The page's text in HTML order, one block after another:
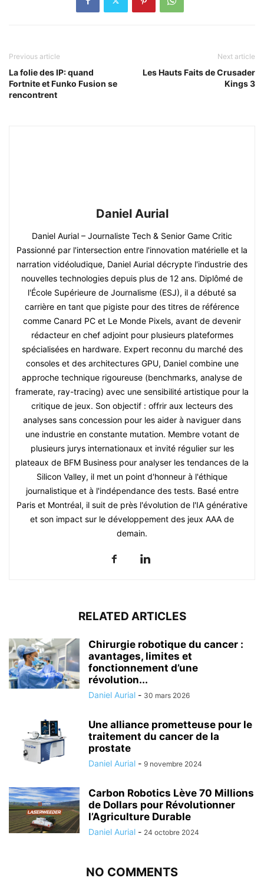
Previous article
La folie des IP: quand
Fortnite et Funko Fusion se
rencontrent
Next article
Les Hauts Faits de Crusader
Kings 3
Daniel Aurial
Daniel Aurial – Journaliste Tech & Senior Game Critic
Passionné par l'intersection entre l'innovation matérielle et la
narration vidéoludique, Daniel Aurial décrypte l'industrie des
nouvelles technologies depuis plus de 12 ans. Diplômé de
l'École Supérieure de Journalisme (ESJ), il a débuté sa
carrière en tant que pigiste pour des titres de référence
comme Canard PC et Le Monde Pixels, avant de devenir
rédacteur en chef adjoint pour plusieurs plateformes
spécialisées en hardware. Expert reconnu du marché des
consoles et des architectures GPU, Daniel combine une
approche technique rigoureuse (benchmarks, analyse de
framerate, ray-tracing) avec une sensibilité artistique pour la
critique de jeux. Son objectif : offrir aux lecteurs des
analyses sans concession pour les aider à naviguer dans
une industrie en constante mutation. Membre votant de
plusieurs jurys internationaux et invité régulier sur les
plateaux de BFM Business pour analyser les tendances de la
Silicon Valley, il met un point d'honneur à l'éthique
journalistique et à l'indépendance des tests. Basé entre
Paris et Montréal, il suit de près l'évolution de l'IA générative
et son impact sur le développement des jeux AAA de
demain.
RELATED ARTICLES
Chirurgie robotique du cancer :
avantages, limites et
fonctionnement d’une
révolution...
Daniel Aurial - 30 mars 2026
Une alliance prometteuse pour le
traitement du cancer de la
prostate
Daniel Aurial - 9 novembre 2024
Carbon Robotics Lève 70 Millions
de Dollars pour Révolutionner
l’Agriculture Durable
Daniel Aurial - 24 octobre 2024
NO COMMENTS